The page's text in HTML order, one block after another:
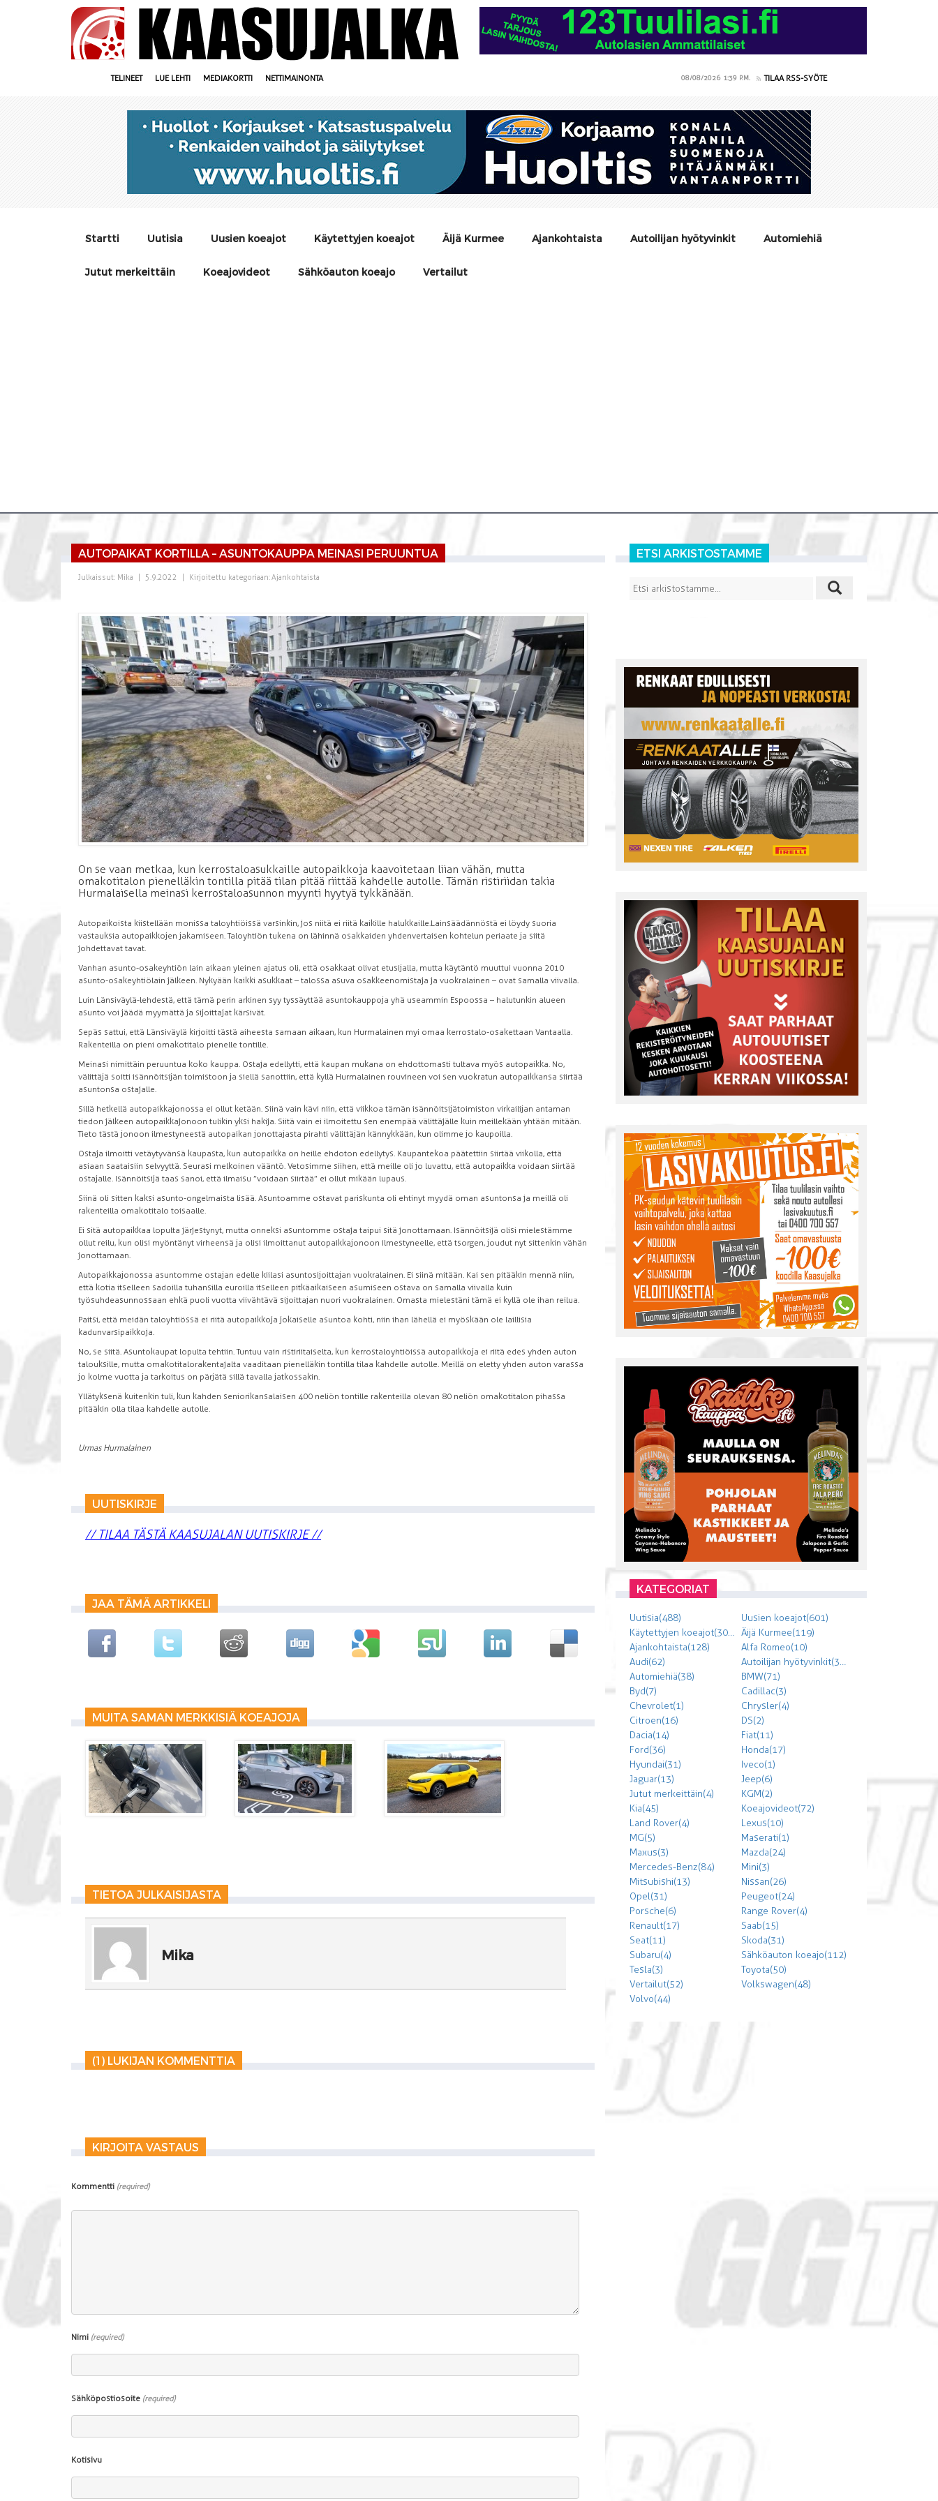
TELINEET LUE LEHTI MEDIAKORTTI NETTIMAINONTA 08/08/2026 1:39 P.M. TILAA RSS-SYÖTE
Startti Uutisia Uusien koeajot Käytettyjen koeajot Äijä Kurmee Ajankohtaista Autoilijan hyötyvinkit Automiehiä
Jutut merkeittäin Koeajovideot Sähköauton koeajo Vertailut
AUTOPAIKAT KORTILLA – ASUNTOKAUPPA MEINASI PERUUNTUA
Julkaissut: Mika 5.9.2022 Kirjoitettu kategoriaan:Ajankohtaista
On se vaan metkaa, kun kerrostaloasukkaille autopaikkoja kaavoitetaan liian vähän, mutta
omakotitalon pienelläkin tontilla pitää tilan pitää riittää kahdelle autolle. Tämän ristiriidan takia
Hurmalaisella meinasi kerrostaloasunnon myynti hyytyä tykkänään.
Autopaikoista kiistellään monissa taloyhtiöissä varsinkin, jos niitä ei riitä kaikille halukkaille. Lainsäädännöstä ei löydy suoria
vastauksia autopaikkojen jakamiseen. Taloyhtiön tukena on lähinnä osakkaiden yhdenvertaisen kohtelun periaate ja siitä
johdettavat tavat.
Vanhan asunto-osakeyhtiön lain aikaan yleinen ajatus oli, että osakkaat olivat etusijalla, mutta käytäntö muuttui vuonna 2010
asunto-osakeyhtiölain jälkeen. Nykyään kaikki asukkaat – talossa asuva osakkeenomistaja ja vuokralainen – ovat samalla viivalla.
Luin Länsiväylä-lehdestä, että tämä perin arkinen syy tyssäyttää asuntokauppoja yhä useammin Espoossa – halutunkin alueen
asunto voi jäädä myymättä ja sijoittajat kärsivät.
Sepäs sattui, että Länsiväylä kirjoitti tästä aiheesta samaan aikaan, kun Hurmalainen myi omaa kerrostalo-osakettaan Vantaalla.
Rakenteilla on pieni omakotitalo pienelle tontille.
Meinasi nimittäin peruuntua koko kauppa. Ostaja edellytti, että kaupan mukana on ehdottomasti tultava myös autopaikka. No,
välittäjä soitti isännöitsijän toimistoon ja siellä sanottiin, että kyllä Hurmalainen rouvineen voi sen vuokratun autopaikkansa siirtää
asuntonsa ostajalle.
Sillä hetkellä autopaikkajonossa ei ollut ketään. Siinä vain kävi niin, että viikkoa tämän isännöitsijätoimiston virkailijan antaman
tiedon jälkeen autopaikkajonoon tulikin yksi hakija. Siitä vain ei ilmoitettu sen enempää välittäjälle kuin meillekään yhtään mitään.
Tieto tästä jonoon ilmestyneestä autopaikan jonottajasta pirahti välittäjän kännykkään, kun olimme jo kaupoilla.
Ostaja ilmoitti vetäytyvänsä kaupasta, kun autopaikka on heille ehdoton edellytys. Kaupantekoa päätettiin siirtää viikolla, että
asiaan saataisiin selvyyttä. Seurasi melkoinen vääntö. Vetosimme siihen, että meille oli jo luvattu, että autopaikka voidaan siirtää
ostajalle. Isännöitsijä taas sanoi, että ilmaisu ”voidaan siirtää” ei ollut mikään lupaus.
Siinä oli sitten kaksi asunto-ongelmaista lisää. Asuntoamme ostavat pariskunta oli ehtinyt myydä oman asuntonsa ja meillä oli
rakenteilla omakotitalo toisaalle.
Ei sitä autopaikkaa lopulta järjestynyt, mutta onneksi asuntomme ostaja taipui sitä jonottamaan. Isännöitsijä olisi mielestämme
ollut reilu, kun olisi myöntänyt virheensä ja olisi ilmoittanut autopaikkajonoon ilmestyneelle, että tsorgen, joudut nyt sittenkin vähän
jonottamaan.
Autopaikkajonossa asuntomme ostajan edelle kiilasi asuntosijoittajan vuokralainen. Ei siinä mitään. Kai sen pitääkin mennä niin,
että kotia itselleen sadoilla tuhansilla euroilla itselleen pitkäaikaiseen asumiseen ostava on samalla viivalla kuin
työsuhdeasunnossaan ehkä puoli vuotta viivähtävä sijoittajan nuori vuokralainen. Omasta mielestäni tämä ei kyllä ole ihan reilua.
Paitsi, että meidän taloyhtiössä ei riitä autopaikkoja jokaiselle asuntoa kohti, niin ihan lähellä ei myöskään ole laillisia
kadunvarsipaikkoja.
No, se siitä. Asuntokaupat lopulta tehtiin. Tuntuu vain ristiriitaiselta, kun kerrostaloyhtiöissä autopaikkoja ei riitä edes yhden auton
talouksille, mutta omakotitalorakentajalta vaaditaan pienelläkin tontilla tilaa kahdelle autolle. Meillä on eletty yhden auton varassa
jo kolme vuotta ja tarkoitus on pärjätä sillä tavalla jatkossakin.
Yllätyksenä kuitenkin tuli, kun kahden seniorikansalaisen 400 neliön tontille rakenteilla olevan 80 neliön omakotitalon pihassa
pitääkin olla tilaa kahdelle autolle.
Urmas Hurmalainen
UUTISKIRJE
// TILAA TÄSTÄ KAASUJALAN UUTISKIRJE //
JAA TÄMÄ ARTIKKELI
MUITA SAMAN MERKKISIÄ KOEAJOJA
TIETOA JULKAISIJASTA
Mika
(1) LUKIJAN KOMMENTTIA
KIRJOITA VASTAUS
Kommentti (required)
Nimi (required)
Sähköpostiosoite (required)
Kotisivu
ETSI ARKISTOSTAMME
KATEGORIAT
Uutisia (488)
Uusien koeajot (601)
Käytettyjen koeajot (303) Äijä Kurmee (119)
Ajankohtaista (128)
Alfa Romeo (10)
Audi (62)
Autoilijan hyötyvinkit (300)
Automiehiä (38)
BMW (71)
Byd (7)
Cadillac (3)
Chevrolet (1)
Chrysler (4)
Citroen (16)
DS (2)
Dacia (14)
Fiat (11)
Ford (36)
Honda (17)
Hyundai (31)
Iveco (1)
Jaguar (13)
Jeep (6)
Jutut merkeittäin (4)
KGM (2)
Kia (45)
Koeajovideot (72)
Land Rover (4)
Lexus (10)
MG (5)
Maserati (1)
Maxus (3)
Mazda (24)
Mercedes-Benz (84)
Mini (3)
Mitsubishi (13)
Nissan (26)
Opel (31)
Peugeot (24)
Porsche (6)
Range Rover (4)
Renault (17)
Saab (15)
Seat (11)
Skoda (31)
Subaru (4)
Sähköauton koeajo (112)
Tesla (3)
Toyota (50)
Vertailut (52)
Volkswagen (48)
Volvo (44)